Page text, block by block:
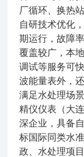
厂循环、换热
自研技术优化
期运行，故障
覆盖较广，本
调试等服务可
波能量表外，
满足水处理场
精仪仪表（大
深企业，具备
标国际同类水
政、水处理项